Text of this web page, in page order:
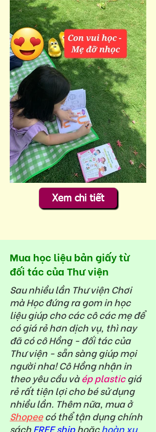
Xem chi tiết
Mua học liệu bản giấy từ
đối tác của Thư viện
Sau nhiều lần Thư viện Chơi
mà Học đứng ra gom in học
liệu giúp cho các cô các mẹ để
có giá rẻ hơn dịch vụ, thì nay
đã có cô Hồng - đối tác của
Thư viện - sẵn sàng giúp mọi
người nha! Cô Hồng nhận in
theo yêu cầu vàép plasticgiá
rẻ rất tiện lợi cho bé sử dụng
nhiều lần. Thêm nữa, mua ở
Shopeecó thể tận dụng chính
sáchFREE shiphoặchoàn xu